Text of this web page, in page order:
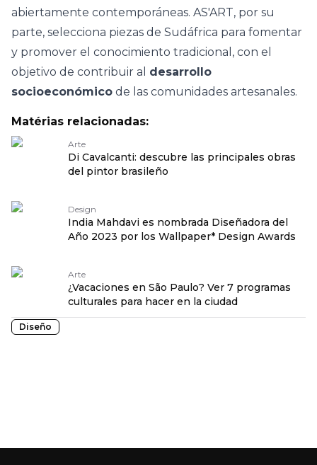
abiertamente contemporáneas. AS'ART, por su
parte, selecciona piezas de Sudáfrica para fomentar
y promover el conocimiento tradicional, con el
objetivo de contribuir al desarrollo
socioeconómico de las comunidades artesanales.
Matérias relacionadas:
Arte
Di Cavalcanti: descubre las principales obras
del pintor brasileño
Design
India Mahdavi es nombrada Diseñadora del
Año 2023 por los Wallpaper* Design Awards
Arte
¿Vacaciones en São Paulo? Ver 7 programas
culturales para hacer en la ciudad
Diseño